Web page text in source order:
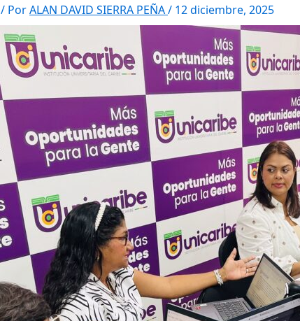
/ PorALAN DAVID SIERRA PEÑA/ 12 diciembre, 2025